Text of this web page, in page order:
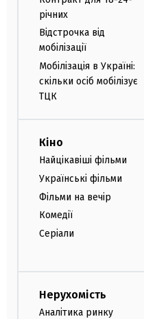
річних
Відстрочка від
мобілізації
Мобілізація в Україні:
скільки осіб мобілізує
ТЦК
Кіно
Найцікавіші фільми
Українські фільми
Фільми на вечір
Комедії
Серіали
Нерухомість
Аналітика ринку